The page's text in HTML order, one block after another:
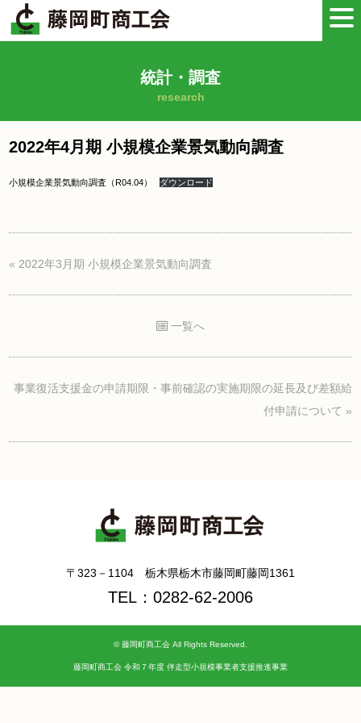
統計・調査
research
2022年4月期 小規模企業景気動向調査
小規模企業景気動向調査（R04.04） ダウンロード
« 2022年3月期 小規模企業景気動向調査
一覧へ
事業復活支援金の申請期限・事前確認の実施期限の延長及び差額給
付申請について »
〒323－1104 栃木県栃木市藤岡町藤岡1361
TEL：0282-62-2006
©藤岡町商工会 All Rights Reserved.
藤岡町商工会 令和７年度 伴走型小規模事業者支援推進事業